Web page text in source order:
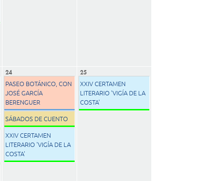
24
PASEO BOTÁNICO, CON
JOSÉ GARCÍA
BERENGUER
SÁBADOS DE CUENTO
XXIV CERTAMEN
LITERARIO 'VIGÍA DE LA
COSTA'
25
XXIV CERTAMEN
LITERARIO 'VIGÍA DE LA
COSTA'